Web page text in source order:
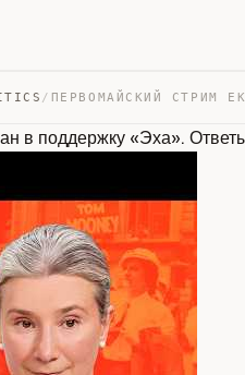
/
в поддержку «Эха».